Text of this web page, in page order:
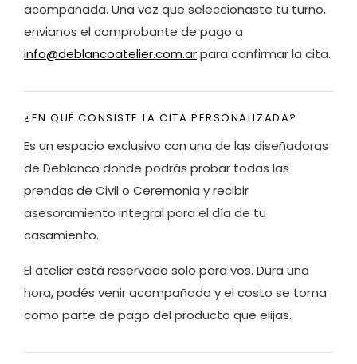
acompañada. Una vez que seleccionaste tu turno,
envianos el comprobante de pago a
info@deblancoatelier.com.arpara confirmar la cita.
¿EN QUÉ CONSISTE LA CITA PERSONALIZADA?
Es un espacio exclusivo con una de las diseñadoras
de Deblanco donde podrás probar todas las
prendas de Civil o Ceremonia y recibir
asesoramiento integral para el día de tu
casamiento.
El atelier está reservado solo para vos. Dura una
hora, podés venir acompañada y el costo se toma
como parte de pago del producto que elijas.